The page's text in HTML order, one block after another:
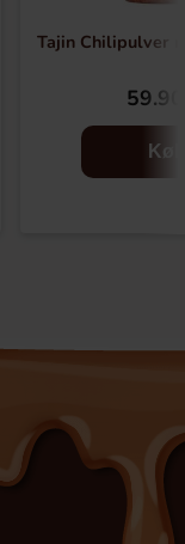
Tajin Chilipulver
Køb